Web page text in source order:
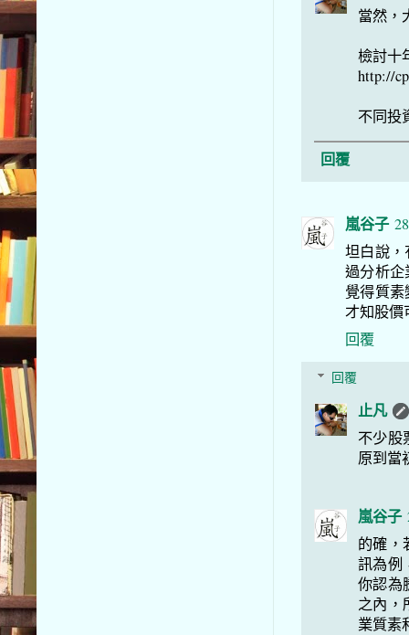
當然，
檢討十
http://
不同投
回覆
嵐谷子
坦白說
過分析
覺得質
才知股價
回覆
回覆
止凡
不少股
原到當
嵐谷子
的確，
訊為例
你認為
之內，
業質素